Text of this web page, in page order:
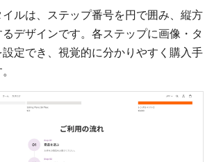
ルは、ステップ番号を円で囲み、縦方
デザインです。各ステップに画像・タ
定でき、視覚的に分かりやすく購入手